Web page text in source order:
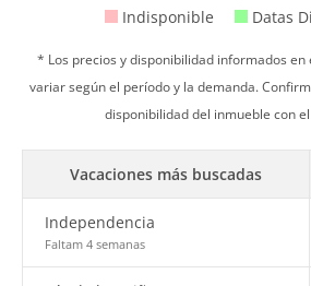
Indisponible Datas
* Los precios y disponibilidad informados en
variar según el período y la demanda.
disponibilidad del inmueble con
Vacaciones más buscadas
Independencia
Faltam 4 semanas